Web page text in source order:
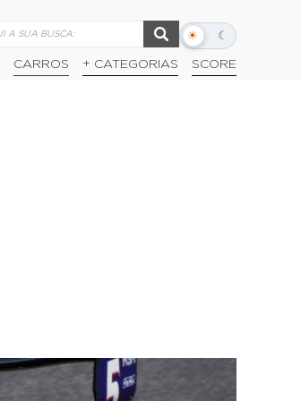
☀ ☾
Alternar
escuro
CARROS + CATEGORIAS SCORE